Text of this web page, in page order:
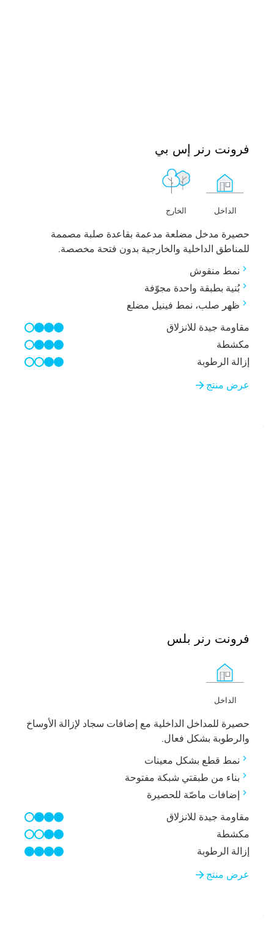
فرونت رنر إس بي
الداخل الخارج
حصيرة مدخل مضلعة مدعمة بقاعدة صلبة مصممة
للمناطق الداخلية والخارجية بدون فتحة مخصصة.
نمط منقوش
بُنية بطبقة واحدة مجوّفة
ظهر صلب، نمط فينيل مضلع
مقاومة جيدة للانزلاق
3/4
مكشطة
3/4
إزالة الرطوبة
2/4
عرض منتج
فرونت رنر بلس
الداخل
حصيرة للمداخل الداخلية مع إضافات سجاد لإزالة الأوساخ
والرطوبة بشكل فعال.
نمط قطع بشكل معينات
بناء من طبقتي شبكة مفتوحة
إضافات ماصّة للحصيرة
مقاومة جيدة للانزلاق
3/4
مكشطة
2/4
إزالة الرطوبة
4/4
عرض منتج